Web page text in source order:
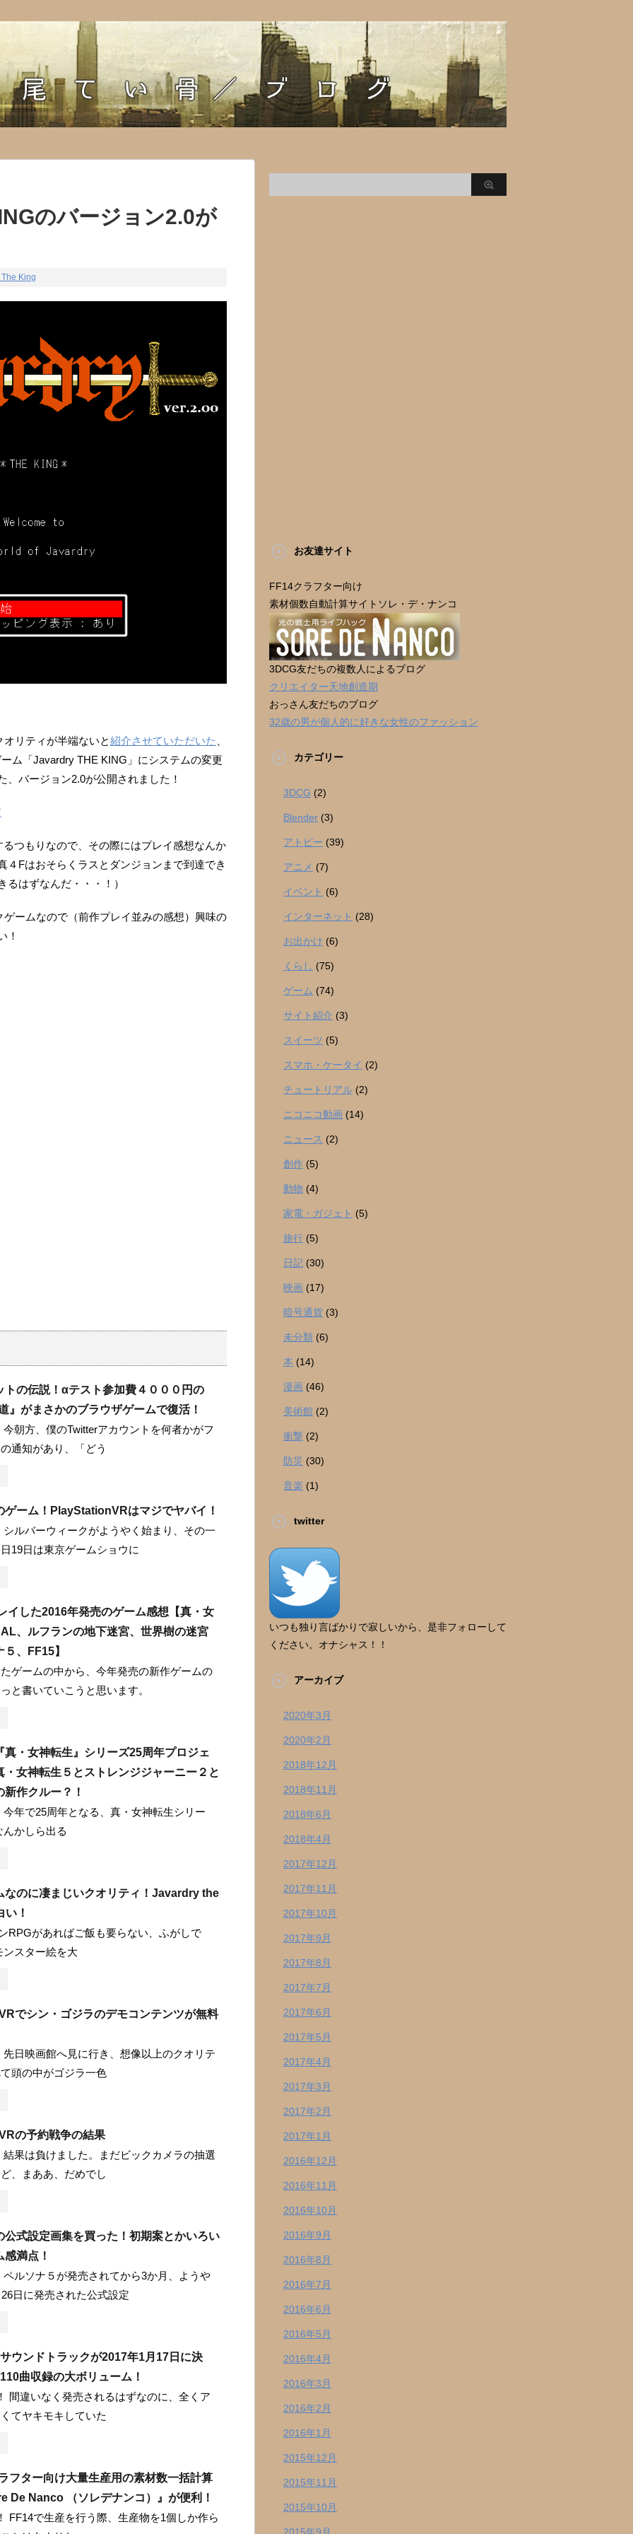
のバージョン2.0が
King
リティが半端ないと紹介させていただいた
ム「Javardry THE KING」にシステムの変更
バージョン2.0が公開されました！
つもりなので、その際にはプレイ感想なんか
４Fはおそらくラスとダンジョンまで到達でき
はずなんだ・・・！）
ームなので（前作プレイ並みの感想）興味の
！
トの伝説！αテスト参加費４０００円の
』がまさかのブラウザゲームで復活！
朝方、僕のTwitterアカウントを何者かがフ
通知があり、「どう
ゲーム！PlayStationVRはマジでヤバイ！
シルバーウィークがようやく始まり、その一
19日は東京ゲームショウに
イした2016年発売のゲーム感想【真・女
、ルフランの地下迷宮、世界樹の迷宮
５、FF15】
ゲームの中から、今年発売の新作ゲームの
と書いていこうと思います。
真・女神転生』シリーズ25周年プロジェ
・女神転生５とストレンジジャーニー２と
作クルー？！
年で25周年となる、真・女神転生シリー
んかしら出る
なのに凄まじいクオリティ！Javardry the
い！
RPGがあればご飯も要らない、ふがしで
ンスター絵を大
でシン・ゴジラのデモコンテンツが無料
先日映画館へ見に行き、想像以上のクオリテ
頭の中がゴジラ一色
の予約戦争の結果
結果は負けました。まだビックカメラの抽選
、まああ、だめでし
公式設定画集を買った！初期案とかいろい
満点！
ペルソナ５が発売されてから3か月、ようや
日に発売された公式設定
ウンドトラックが2017年1月17日に決
曲収録の大ボリューム！
間違いなく発売されるはずなのに、全くア
てヤキモキしていた
フター向け大量生産用の素材数一括計算
De Nanco （ソレデナンコ）』が便利！
FF14で生産を行う際、生産物を1個しか作ら
お友達サイト
FF14クラフター向け
素材個数自動計算サイトソレ・デ・ナンコ
3DCG友だちの複数人によるブログ
クリエイター天地創造期
おっさん友だちのブログ
32歳の男が個人的に好きな女性のファッション
カテゴリー
3DCG (2)
Blender (3)
アトピー (39)
アニメ (7)
イベント (6)
インターネット (28)
お出かけ (6)
くらし (75)
ゲーム (74)
サイト紹介 (3)
スイーツ (5)
スマホ・ケータイ (2)
チュートリアル (2)
ニコニコ動画 (14)
ニュース (2)
創作 (5)
動物 (4)
家電・ガジェト (5)
旅行 (5)
日記 (30)
映画 (17)
暗号通貨 (3)
未分類 (6)
本 (14)
漫画 (46)
美術館 (2)
衝撃 (2)
防災 (30)
音楽 (1)
twitter
いつも独り言ばかりで寂しいから、是非フォローして
ください。オナシャス！！
アーカイブ
2020年3月
2020年2月
2018年12月
2018年11月
2018年6月
2018年4月
2017年12月
2017年11月
2017年10月
2017年9月
2017年8月
2017年7月
2017年6月
2017年5月
2017年4月
2017年3月
2017年2月
2017年1月
2016年12月
2016年11月
2016年10月
2016年9月
2016年8月
2016年7月
2016年6月
2016年5月
2016年4月
2016年3月
2016年2月
2016年1月
2015年12月
2015年11月
2015年10月